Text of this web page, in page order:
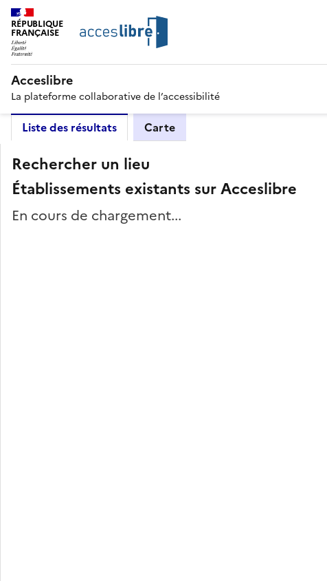
RÉPUBLIQUE
FRANÇAISE
Acceslibre
La plateforme collaborative de l’accessibilité
Liste des résultats Carte
Rechercher un lieu
Établissements existants sur Acceslibre
En cours de chargement...